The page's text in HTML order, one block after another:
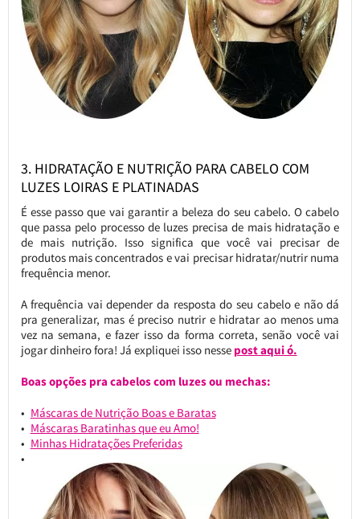
3. HIDRATAÇÃO E NUTRIÇÃO PARA CABELO COM
LUZES LOIRAS E PLATINADAS
É esse passo que vai garantir a beleza do seu cabelo. O cabelo
que passa pelo processo de luzes precisa de mais hidratação e
de mais nutrição. Isso significa que você vai precisar de
produtos mais concentrados e vai precisar hidratar/nutrir numa
frequência menor.
A frequência vai depender da resposta do seu cabelo e não dá
pra generalizar, mas é preciso nutrir e hidratar ao menos uma
vez na semana, e fazer isso da forma correta, senão você vai
jogar dinheiro fora! Já expliquei isso nesse post aqui ó.
Boas opções pra cabelos com luzes ou mechas:
Máscaras de Nutrição Boas e Baratas
Máscaras Baratinhas que eu Amo!
Minhas Hidratações Preferidas